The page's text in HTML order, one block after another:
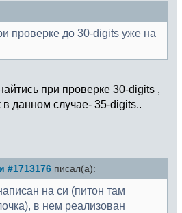
проверке до 30-digits уже на
при проверке 30-digits ,
в данном случае- 35-digits..
#1713176 писал(а):
на си (питон там
в нем реализован